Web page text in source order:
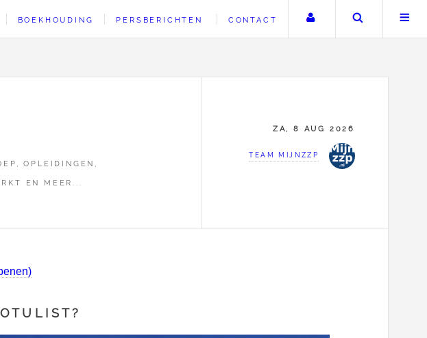
BOEKHOUDING PERSBERICHTEN CONTACT Uw accountZoeken
OPLEIDINGEN,
EN MEER...
ZA, 8 AUG 2026
TEAM MIJNZZP